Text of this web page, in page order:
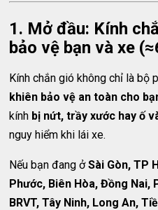
1. Mở đầu: Kính
bảo vệ bạn và xe
Kính chắn gió không chỉ là bộ
khiên bảo vệ an toàn cho
kính bị nứt, trầy xước hay ố
nguy hiểm khi lái xe.
Nếu bạn đang ởSài Gòn, TP
Phước, Biên Hòa, Đồng Nai,
BRVT, Tây Ninh, Long An,